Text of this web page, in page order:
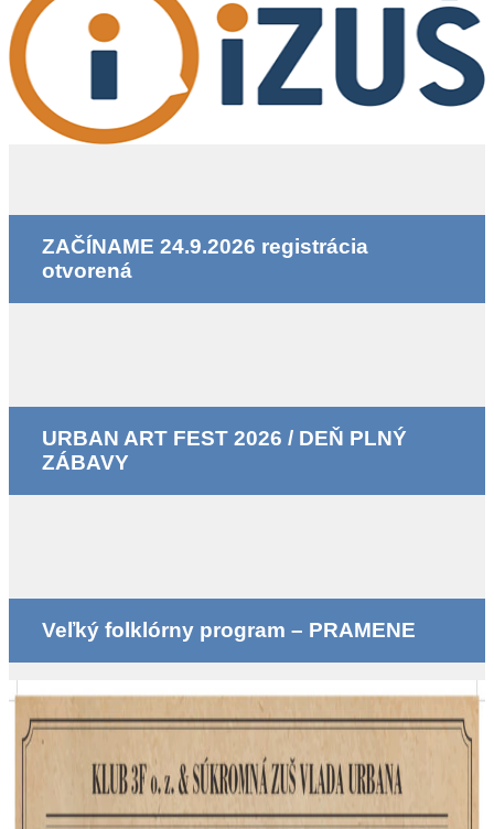
ZAČÍNAME 24.9.2026 registrácia
otvorená
URBAN ART FEST 2026 / DEŇ PLNÝ
ZÁBAVY
Veľký folklórny program – PRAMENE